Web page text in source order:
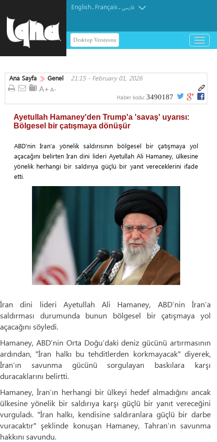
English. Français.فارسی
Desktop Versiyonu
باز
و
کردن
Ana Sayfa Genel 21:15 - February 01, 2026
Haber kodu: 3490187
Ayetullah Hamaney'den Trump'a 'savaş' uyarısı:
Bölgesel bir çatışmaya dönüşür
ABD’nin İran’a yönelik saldırısının bölgesel bir çatışmaya yol
açacağını belirten İran dini lideri Ayetullah Ali Hamaney, ülkesine
yönelik herhangi bir saldırıya güçlü bir yanıt vereceklerini ifade
etti.
İran dini lideri Ayetullah Ali Hamaney, ABD’nin İran’a
saldırması durumunda bunun bölgesel bir çatışmaya yol
açacağını söyledi.
Hamaney, ABD’nin Orta Doğu’daki deniz gücünü artırmasının
ardından, "İran halkı bu tehditlerden korkmayacak" diyerek,
İran’ın savunma gücünü sorgulayan baskılara karşı
duracaklarını belirtti.
Hamaney, İran’ın herhangi bir ülkeyi hedef almadığını ancak
ülkesine yönelik bir saldırıya karşı güçlü bir yanıt vereceğini
vurguladı. "İran halkı, kendisine saldıranlara güçlü bir darbe
vuracaktır" şeklinde konuşan Hamaney, Tahran’ın savunma
hakkını savundu.